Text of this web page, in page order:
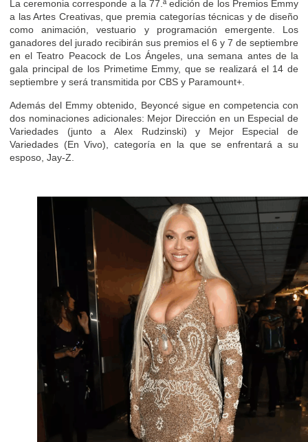
La ceremonia corresponde a la 77.ª edición de los Premios Emmy
a las Artes Creativas, que premia categorías técnicas y de diseño
como animación, vestuario y programación emergente. Los
ganadores del jurado recibirán sus premios el 6 y 7 de septiembre
en el Teatro Peacock de Los Ángeles, una semana antes de la
gala principal de los Primetime Emmy, que se realizará el 14 de
septiembre y será transmitida por CBS y Paramount+.
Además del Emmy obtenido, Beyoncé sigue en competencia con
dos nominaciones adicionales: Mejor Dirección en un Especial de
Variedades (junto a Alex Rudzinski) y Mejor Especial de
Variedades (En Vivo), categoría en la que se enfrentará a su
esposo, Jay-Z.